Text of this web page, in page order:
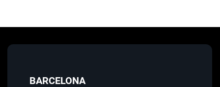
BARCELONA